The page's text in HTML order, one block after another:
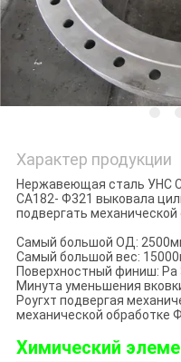
Характер продукции
Нержавеющая сталь УНС
СА182- Ф321 выковала
подвергать механической
Самый большой ОД:
Самый большой вес:
Поверхностный финиш: Ра
Минута уменьшения
Роугхт подвергая
механической обработке
Химический